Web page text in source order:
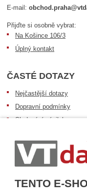
TENTO E-
E-mail:
Přijďte si osobně vybrat:
Na Košince 106/3
Úplný kontakt
ČASTÉ DOTAZY
Nejčastější dotazy
Dopravní podmínky
Sledování zásilek
Informace k dostupnosti
Obecné informace